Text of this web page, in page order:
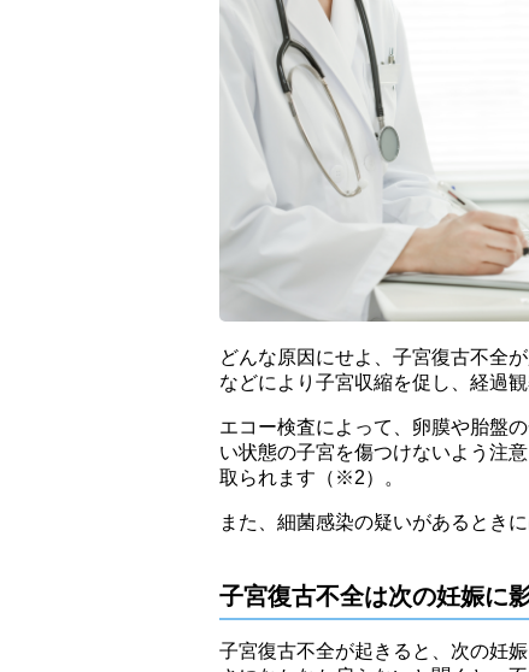
どんな原因にせよ、子宮復古不全
などにより子宮収縮を促し、経過
エコー検査によって、卵膜や胎盤
い状態の子宮を傷つけないよう注
取られます（※2）。
また、細菌感染の疑いがあるとき
子宮復古不全は次の妊娠に
子宮復古不全が起きると、次の妊